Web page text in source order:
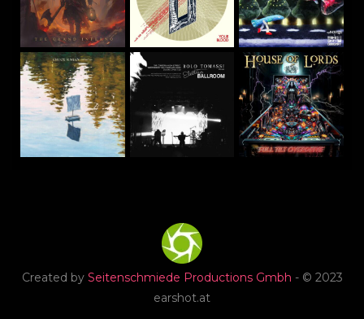
Created by Seitenschmiede Productions Gmbh - © 2023
earshot.at